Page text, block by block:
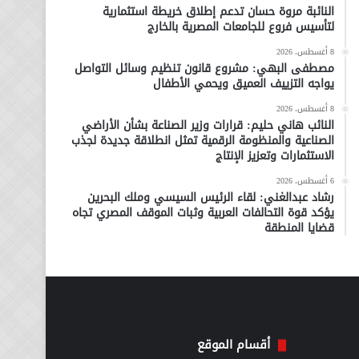
النائبة مروة حسان تدعم إطلاق خريطة استثمارية
لتأسيس فروع للجامعات المصرية بالخارج
8 أغسطس، 2026
مصطفى البهي: مشروع قانون تنظيم وسائل التواصل
يواجه التزييف العميق ويحمي الأطفال
8 أغسطس، 2026
النائب هاني حليم: قرارات وزير الصناعة بشأن الأراضي
الصناعية والمنظومة الرقمية تمثل انطلاقة جديدة لجذب
الاستثمارات وتعزيز الإنتاج
6 أغسطس، 2026
رشاد عبدالغني: لقاء الرئيس السيسي وملك البحرين
يؤكد قوة التحالفات العربية وثبات الموقف المصري تجاه
قضايا المنطقة
أقسام الموقع